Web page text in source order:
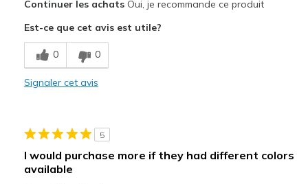
Breathe Well
Comfortable
Fit is too relaxed
Continuer les achatsOui, je recommande ce produit
Est-ce que cet avis est utile?
0 0
Signaler cet avis
5
I would purchase more if they had different colors
available